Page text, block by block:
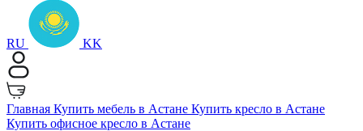
RU KK
Главная Купить мебель в Астане Купить кресло в Астане
Купить офисное кресло в Астане